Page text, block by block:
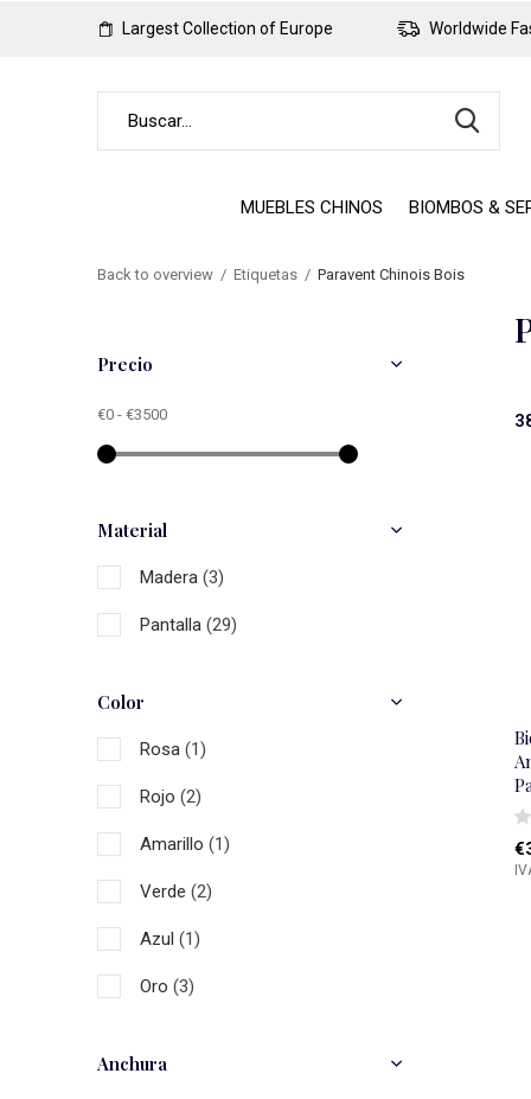
MUEBLES CHINOS BIOMBOS &
Largest Collection of Europe Worldwide
Back to overview Etiquetas Paravent Chinois Bois
Precio
€0 - €3500
Material
Madera (3)
Pantalla (29)
Color
Rosa (1)
Rojo (2)
Amarillo (1)
Verde (2)
Azul (1)
Oro (3)
Anchura